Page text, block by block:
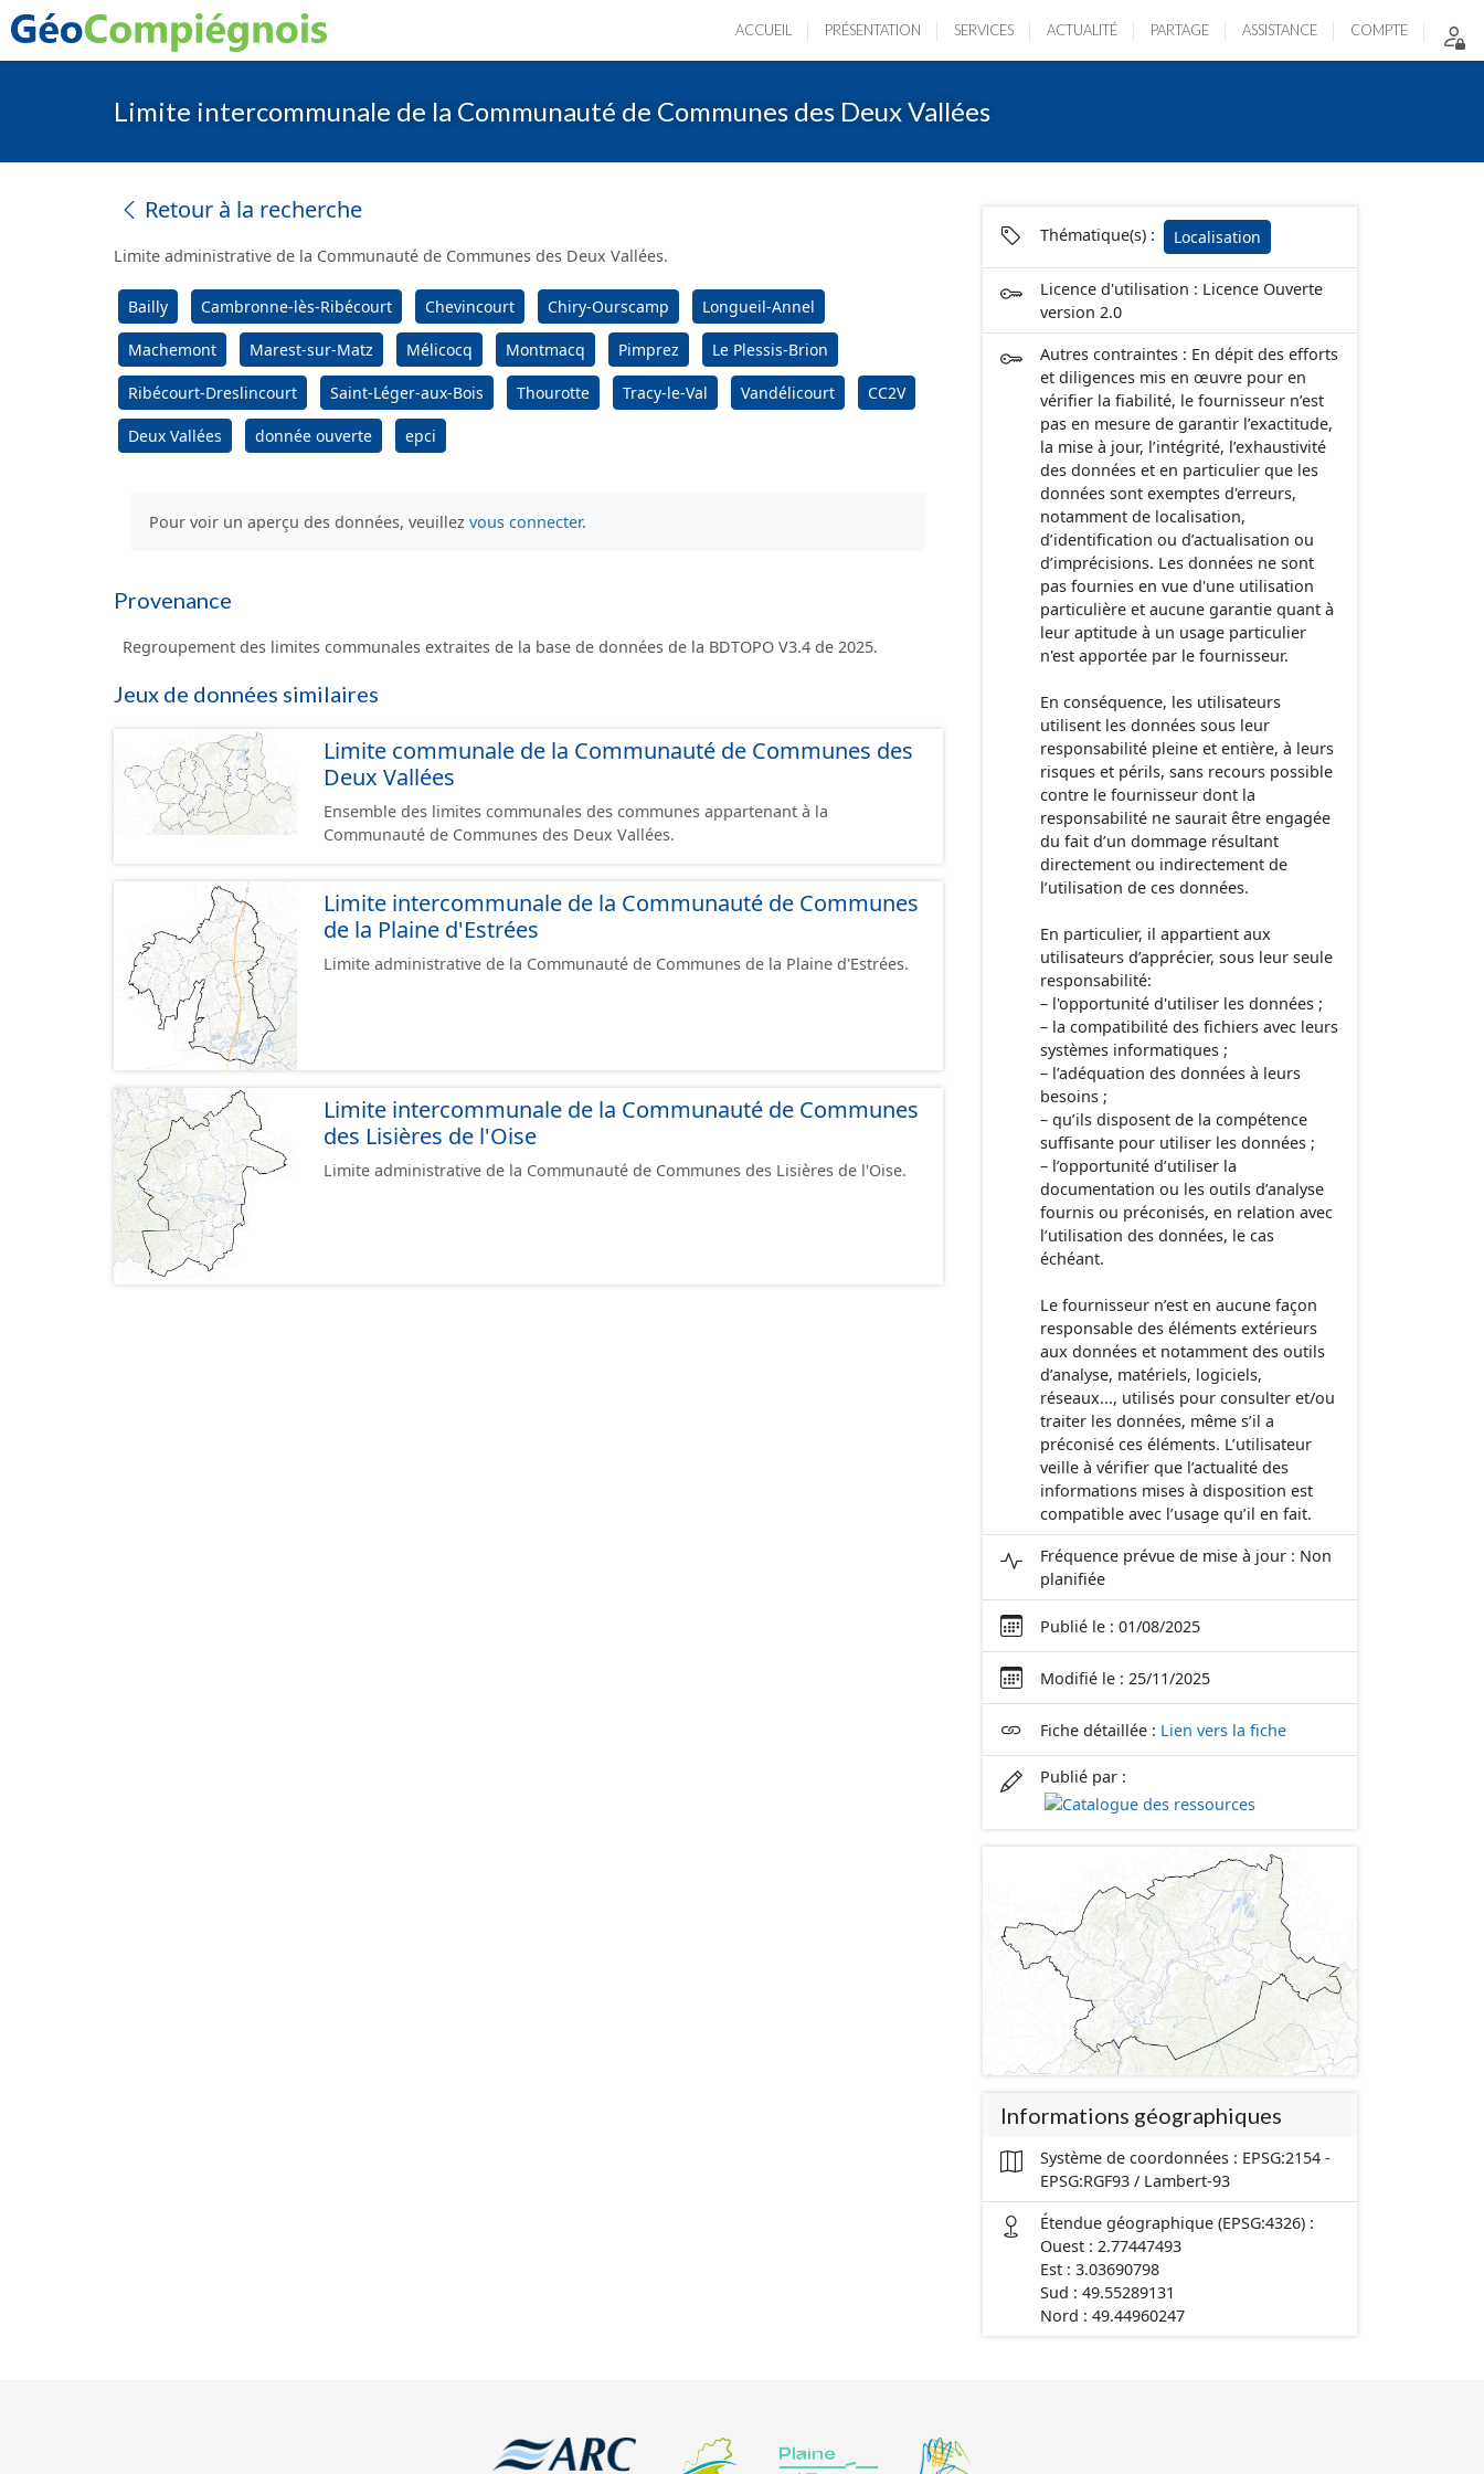
ACCUEIL PRÉSENTATION SERVICES ACTUALITÉ PARTAGE ASSISTANCE COMPTE
Limite intercommunale de la Communauté de Communes des Deux Vallées
Retour à la recherche
Limite administrative de la Communauté de Communes des Deux Vallées.
Bailly Cambronne-lès-Ribécourt Chevincourt Chiry-Ourscamp Longueil-Annel
Machemont Marest-sur-Matz Mélicocq Montmacq Pimprez Le Plessis-Brion
Ribécourt-Dreslincourt Saint-Léger-aux-Bois Thourotte Tracy-le-Val Vandélicourt CC2V
Deux Vallées donnée ouverte epci
Pour voir un aperçu des données, veuillez vous connecter.
Provenance
Regroupement des limites communales extraites de la base de données de la BDTOPO V3.4 de 2025.
Jeux de données similaires
Limite communale de la Communauté de Communes des
Deux Vallées
Ensemble des limites communales des communes appartenant à la
Communauté de Communes des Deux Vallées.
Limite intercommunale de la Communauté de Communes
de la Plaine d'Estrées
Limite administrative de la Communauté de Communes de la Plaine d'Estrées.
Limite intercommunale de la Communauté de Communes
des Lisières de l'Oise
Limite administrative de la Communauté de Communes des Lisières de l'Oise.
Thématique(s) : Localisation
Licence d'utilisation : Licence Ouverte
version 2.0
Autres contraintes : En dépit des efforts
et diligences mis en œuvre pour en
vérifier la fiabilité, le fournisseur n’est
pas en mesure de garantir l’exactitude,
la mise à jour, l’intégrité, l’exhaustivité
des données et en particulier que les
données sont exemptes d'erreurs,
notamment de localisation,
d’identification ou d’actualisation ou
d’imprécisions. Les données ne sont
pas fournies en vue d'une utilisation
particulière et aucune garantie quant à
leur aptitude à un usage particulier
n'est apportée par le fournisseur.
En conséquence, les utilisateurs
utilisent les données sous leur
responsabilité pleine et entière, à leurs
risques et périls, sans recours possible
contre le fournisseur dont la
responsabilité ne saurait être engagée
du fait d’un dommage résultant
directement ou indirectement de
l’utilisation de ces données.
En particulier, il appartient aux
utilisateurs d’apprécier, sous leur seule
responsabilité:
– l'opportunité d'utiliser les données ;
– la compatibilité des fichiers avec leurs
systèmes informatiques ;
– l’adéquation des données à leurs
besoins ;
– qu’ils disposent de la compétence
suffisante pour utiliser les données ;
– l’opportunité d’utiliser la
documentation ou les outils d’analyse
fournis ou préconisés, en relation avec
l’utilisation des données, le cas
échéant.
Le fournisseur n’est en aucune façon
responsable des éléments extérieurs
aux données et notamment des outils
d’analyse, matériels, logiciels,
réseaux..., utilisés pour consulter et/ou
traiter les données, même s’il a
préconisé ces éléments. L’utilisateur
veille à vérifier que l’actualité des
informations mises à disposition est
compatible avec l’usage qu’il en fait.
Fréquence prévue de mise à jour : Non
planifiée
Publié le : 01/08/2025
Modifié le : 25/11/2025
Fiche détaillée : Lien vers la fiche
Publié par :
Informations géographiques
Système de coordonnées : EPSG:2154 -
EPSG:RGF93 / Lambert-93
Étendue géographique (EPSG:4326) :
Ouest : 2.77447493
Est : 3.03690798
Sud : 49.55289131
Nord : 49.44960247